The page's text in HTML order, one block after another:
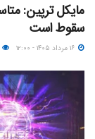
سقوط است